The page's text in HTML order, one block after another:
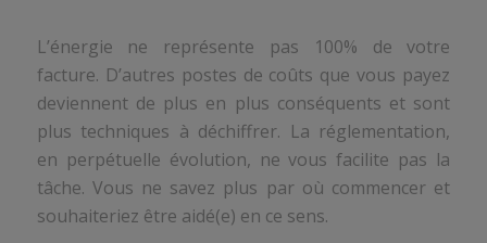
L’énergie ne représente pas 100% de votre
facture. D’autres postes de coûts que vous payez
deviennent de plus en plus conséquents et sont
plus techniques à déchiffrer. La réglementation,
en perpétuelle évolution, ne vous facilite pas la
tâche. Vous ne savez plus par où commencer et
souhaiteriez être aidé(e) en ce sens.